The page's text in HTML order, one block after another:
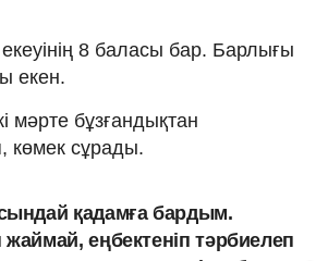
8 баласы бар. Барлығы
екен.
мәрте бұзғандықтан
көмек сұрады.
қадамға бардым.
еңбектеніп тәрбиелеп